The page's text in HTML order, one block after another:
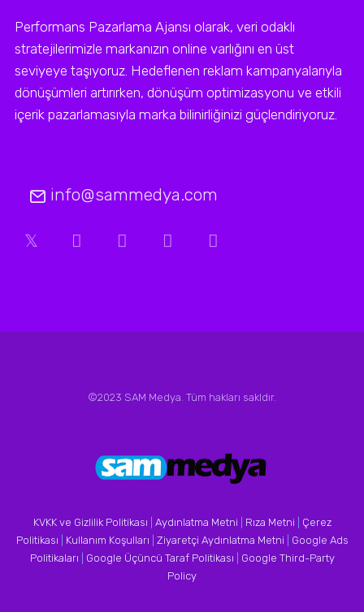
Performans Pazarlama Ajansı olarak, veri odaklı
stratejilerimizle markanızın online varlığını en üst
seviyeye taşıyoruz. Hedeflenen reklam kampanyalarıyla
dönüşümleri artırırken, dönüşüm optimizasyonu ve etkili
içerik pazarlamasıyla marka bilinirliğinizi güçlendiriyoruz.
info@sammedya.com
©2023 SAM Medya. Tüm hakları sakldır.
KVKK ve Gizlilik Politikası Aydınlatma Metni Rıza Metni
Çerez
Politikası
Kullanım Koşulları Ziyaretçi Aydınlatma Metni
Google Ads
Politikaları
Google Üçüncü Taraf Politikası
Google Third-Party
Policy